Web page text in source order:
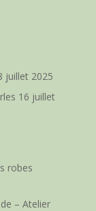
juillet 2025
16 juillet
robes
– Atelier